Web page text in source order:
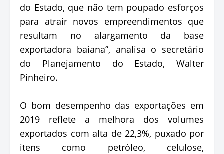
do Estado, que não tem poupado esforços
para atrair novos empreendimentos que
resultam no alargamento da base
exportadora baiana”, analisa o secretário
do Planejamento do Estado, Walter
Pinheiro.
O bom desempenho das exportações em
2019 reflete a melhora dos volumes
exportados com alta de 22,3%, puxado por
itens como petróleo, celulose,